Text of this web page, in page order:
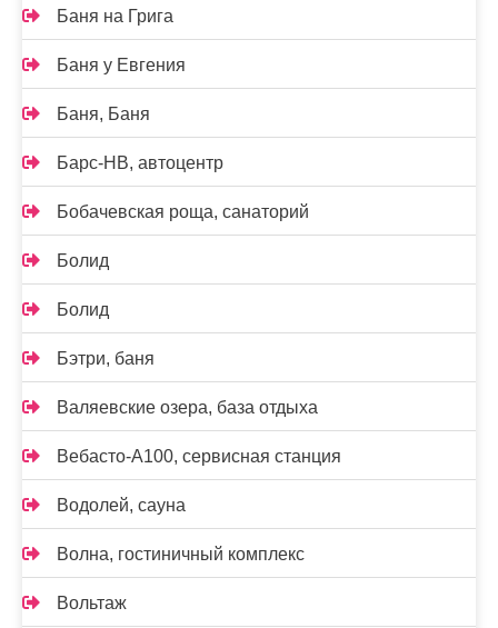
Баня на Грига
Баня у Евгения
Баня, Баня
Барс-НВ, автоцентр
Бобачевская роща, санаторий
Болид
Болид
Бэтри, баня
Валяевские озера, база отдыха
Вебасто-А100, сервисная станция
Водолей, сауна
Волна, гостиничный комплекс
Вольтаж